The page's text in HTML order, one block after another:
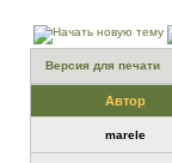
Версия для печати
Автор
marele